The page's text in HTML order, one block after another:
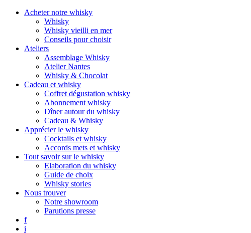
Acheter notre whisky
Whisky
Whisky vieilli en mer
Conseils pour choisir
Ateliers
Assemblage Whisky
Atelier Nantes
Whisky & Chocolat
Cadeau et whisky
Coffret dégustation whisky
Abonnement whisky
Dîner autour du whisky
Cadeau & Whisky
Apprécier le whisky
Cocktails et whisky
Accords mets et whisky
Tout savoir sur le whisky
Elaboration du whisky
Guide de choix
Whisky stories
Nous trouver
Notre showroom
Parutions presse
f
i